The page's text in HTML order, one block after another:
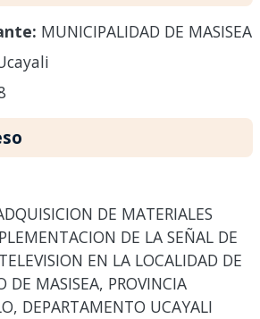
MUNICIPALIDAD DE MASISEA
DE MATERIALES
DE LA SEÑAL DE
EN LA LOCALIDAD DE
DE MASISEA, PROVINCIA
DEPARTAMENTO UCAYALI